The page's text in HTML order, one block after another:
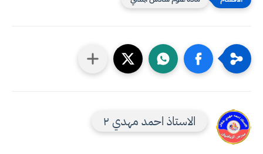
الاستاذ احمد مهدي ٢